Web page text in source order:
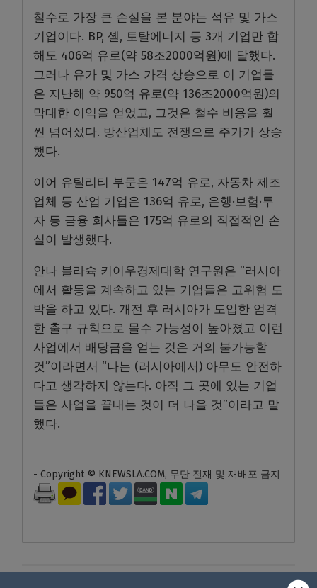
철수로 가장 큰 손실을 본 분야는 석유 및 가스
기업이다. BP, 셸, 토탈에너지 등 3개 기업만 합
해도 406억 유로(약 58조2000억원)에 달했다.
그러나 유가 및 가스 가격 상승으로 이 기업들
은 지난해 약 950억 유로(약 136조2000억원)의
막대한 이익을 얻었고, 그것은 철수 비용을 훨
씬 넘어섰다. 방산업체도 전쟁으로 주가가 상승
했다.
이어 유틸리티 부문은 147억 유로, 자동차 제조
업체 등 산업 기업은 136억 유로, 은행·보험·투
자 등 금융 회사들은 175억 유로의 직접적인 손
실이 발생했다.
안나 블라슉 키이우경제대학 연구원은 “러시아
에서 활동을 계속하고 있는 기업들은 고위험 도
박을 하고 있다. 개전 후 러시아가 도입한 엄격
한 출구 규칙으로 몰수 가능성이 높아졌고 이런
사업에서 배당금을 얻는 것은 거의 불가능할
것”이라면서 “나는 (러시아에서) 아무도 안전하
다고 생각하지 않는다. 아직 그 곳에 있는 기업
들은 사업을 끝내는 것이 더 나을 것”이라고 말
했다.
- Copyright © KNEWSLA.COM, 무단 전재 및 재배포 금지